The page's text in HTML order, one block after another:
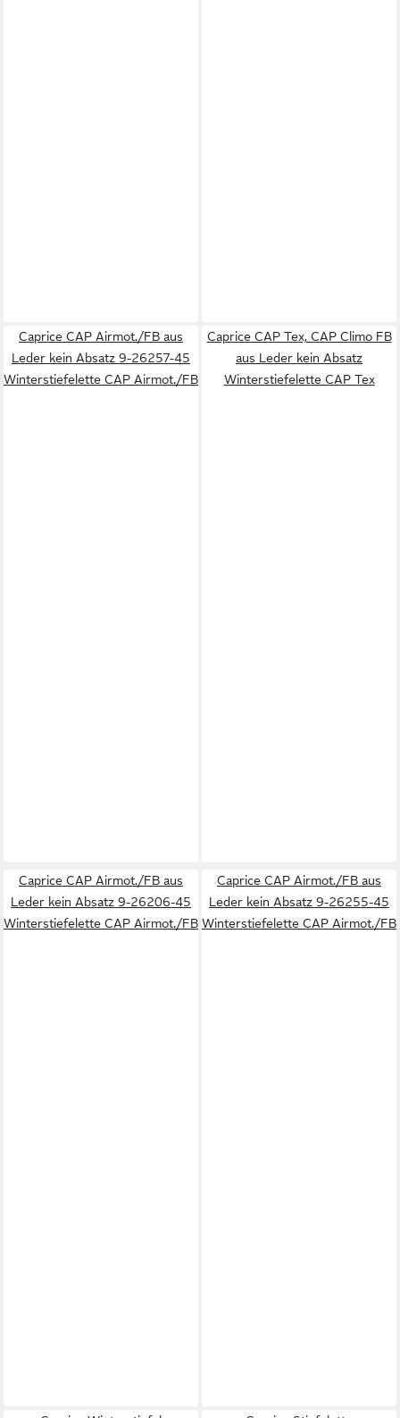
Caprice CAP Airmot./FB aus
Leder kein Absatz 9-26257-45
Winterstiefelette CAP Airmot./FB
Caprice CAP Tex, CAP Climo FB
aus Leder kein Absatz
Winterstiefelette CAP Tex
Caprice CAP Airmot./FB aus
Leder kein Absatz 9-26206-45
Winterstiefelette CAP Airmot./FB
Caprice CAP Airmot./FB aus
Leder kein Absatz 9-26255-45
Winterstiefelette CAP Airmot./FB